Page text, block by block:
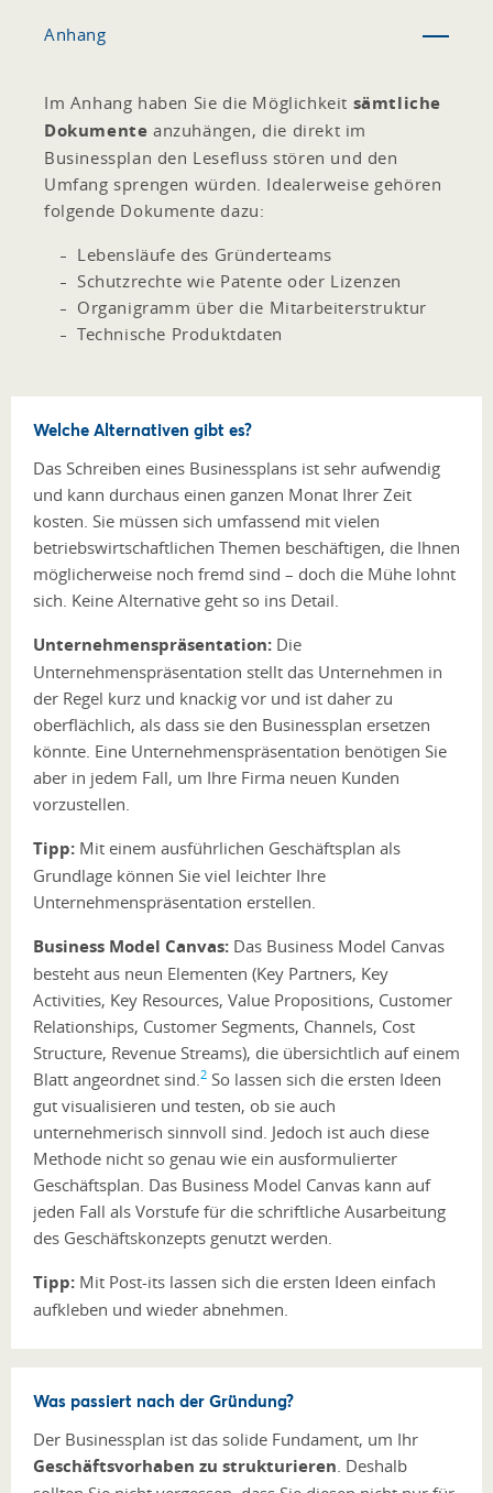
Anhang
Im Anhang haben Sie die Möglichkeit sämtliche
Dokumente anzuhängen, die direkt im
Businessplan den Lesefluss stören und den
Umfang sprengen würden. Idealerweise gehören
folgende Dokumente dazu:
Lebensläufe des Gründerteams
Schutzrechte wie Patente oder Lizenzen
Organigramm über die Mitarbeiterstruktur
Technische Produktdaten
Welche Alternativen gibt es?
Das Schreiben eines Businessplans ist sehr aufwendig
und kann durchaus einen ganzen Monat Ihrer Zeit
kosten. Sie müssen sich umfassend mit vielen
betriebswirtschaftlichen Themen beschäftigen, die Ihnen
möglicherweise noch fremd sind – doch die Mühe lohnt
sich. Keine Alternative geht so ins Detail.
Unternehmenspräsentation: Die
Unternehmenspräsentation stellt das Unternehmen in
der Regel kurz und knackig vor und ist daher zu
oberflächlich, als dass sie den Businessplan ersetzen
könnte. Eine Unternehmenspräsentation benötigen Sie
aber in jedem Fall, um Ihre Firma neuen Kunden
vorzustellen.
Tipp: Mit einem ausführlichen Geschäftsplan als
Grundlage können Sie viel leichter Ihre
Unternehmenspräsentation erstellen.
Business Model Canvas: Das Business Model Canvas
besteht aus neun Elementen (Key Partners, Key
Activities, Key Resources, Value Propositions, Customer
Relationships, Customer Segments, Channels, Cost
Structure, Revenue Streams), die übersichtlich auf einem
Blatt angeordnet sind.2 So lassen sich die ersten Ideen
gut visualisieren und testen, ob sie auch
unternehmerisch sinnvoll sind. Jedoch ist auch diese
Methode nicht so genau wie ein ausformulierter
Geschäftsplan. Das Business Model Canvas kann auf
jeden Fall als Vorstufe für die schriftliche Ausarbeitung
des Geschäftskonzepts genutzt werden.
Tipp: Mit Post-its lassen sich die ersten Ideen einfach
aufkleben und wieder abnehmen.
Was passiert nach der Gründung?
Der Businessplan ist das solide Fundament, um Ihr
Geschäftsvorhaben zu strukturieren . Deshalb